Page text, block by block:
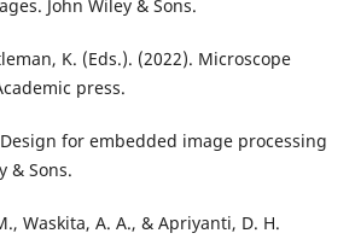
John Wiley & Sons.
K. (Eds.). (2022). Microscope
press.
Design for embedded image processing
& Sons.
Waskita, A. A., & Apriyanti, D. H.